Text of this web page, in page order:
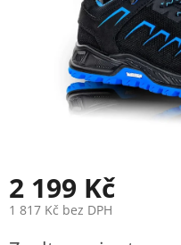
2 199 Kč
1 817 Kč bez DPH